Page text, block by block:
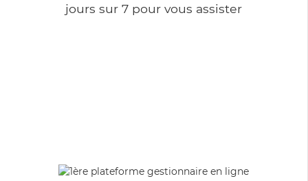
jours sur 7 pour vous assister